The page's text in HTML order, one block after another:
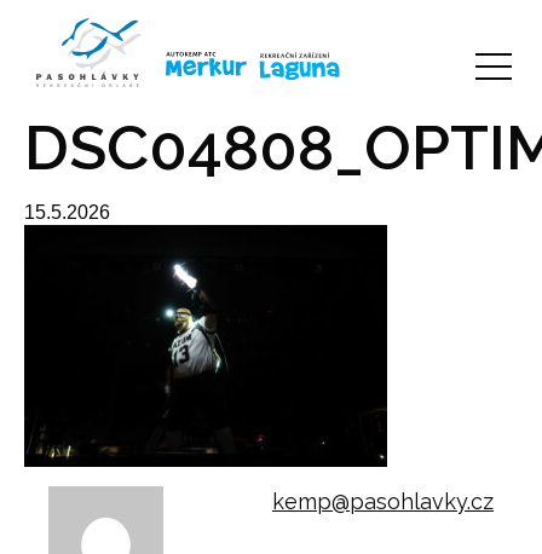
15.5.2026
kemp@pasohlavky.cz